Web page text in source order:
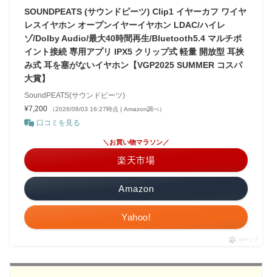
SOUNDPEATS (サウンドピーツ) Clip1 イヤーカフ ワイヤ
レスイヤホン オープンイヤーイヤホン LDAC/ハイレ
ゾ/Dolby Audio/最大40時間再生/Bluetooth5.4 マルチポ
イント接続 専用アプリ IPX5 クリップ式 軽量 開放型 耳挟
み式 耳を塞がないイヤホン【VGP2025 SUMMER コスパ
大賞】
SoundPEATS(サウンドピーツ)
¥7,200
（2026/08/03 16:27時点 | Amazon調べ）
口コミを見る
Amazon
＼お買い物マラソン／
楽天市場
Yahoo!
ポチップ